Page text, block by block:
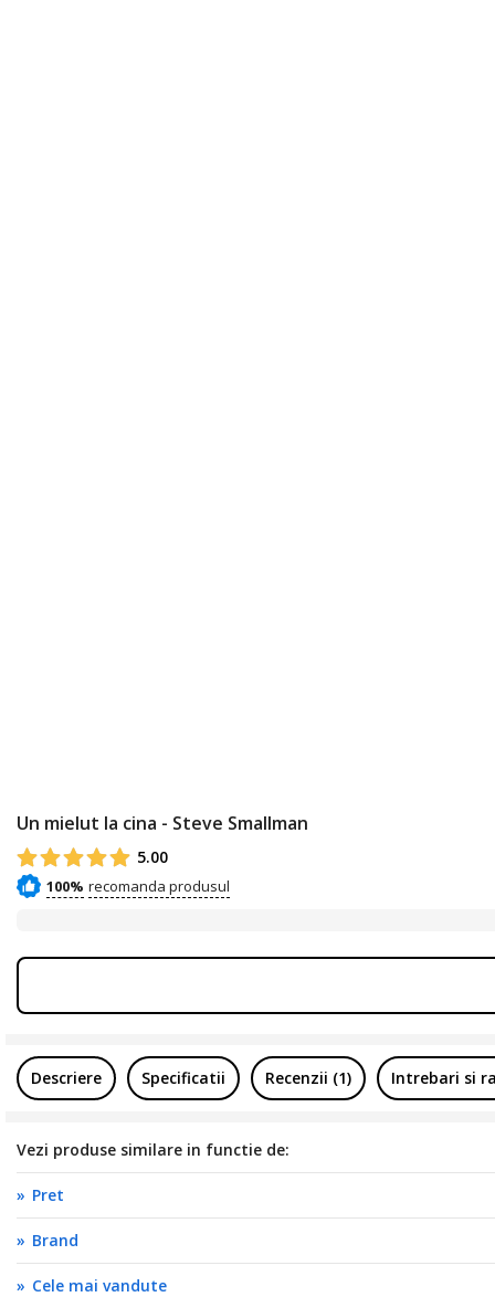
Un mielut la cina - Steve Smallman
5.00
100%
Descriere Specificatii Recenzii (1) Intrebari si
Vezi produse similare in functie de:
Pret
Brand
Cele mai vandute